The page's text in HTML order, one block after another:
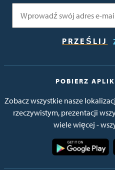
POBIERZ
Zobacz wszystkie nasze
rzeczywistym, prezentacji
wiele więcej -
Obraz